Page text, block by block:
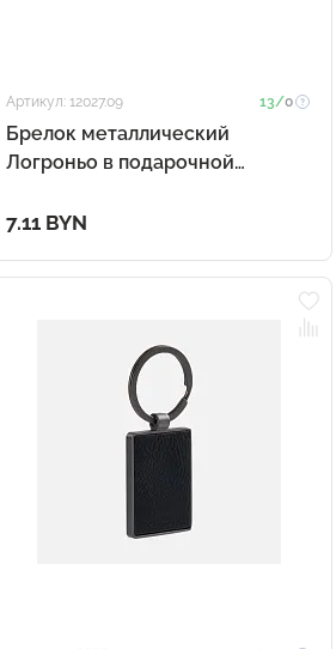
Артикул: 12027.09 13/0
Брелок металлический
Логроньо в подарочной
7.11 BYN